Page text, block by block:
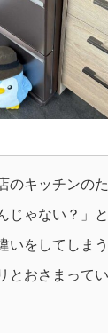
のキッチンの
じゃない？」
いをしてしま
とおさまって